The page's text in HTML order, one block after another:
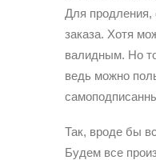
Для продления,
заказа. Хотя
валидным. Но
ведь можно
Так, вроде бы
Будем все